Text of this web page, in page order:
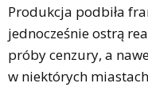
Produkcja podbiła
jednocześnie ostrą
próby cenzury, a
w niektórych